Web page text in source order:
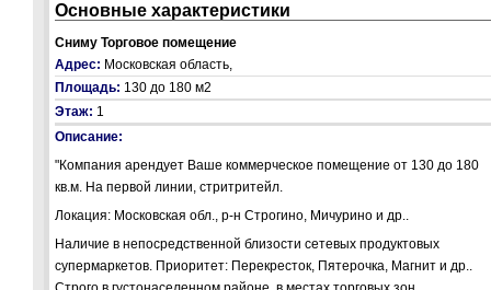
Основные характеристики
Сниму Торговое помещение
Адрес: Московская область,
Площадь: 130 до 180 м2
Этаж: 1
Описание:
"Компания арендует Ваше коммерческое помещение от 130 до 180
кв.м. На первой линии, стритритейл.
Локация: Московская обл., р-н Строгино, Мичурино и др..
Наличие в непосредственной близости сетевых продуктовых
супермаркетов. Приоритет: Перекресток, Пятерочка, Магнит и др..